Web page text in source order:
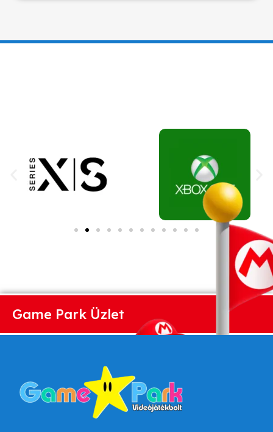
Game Park Üzlet